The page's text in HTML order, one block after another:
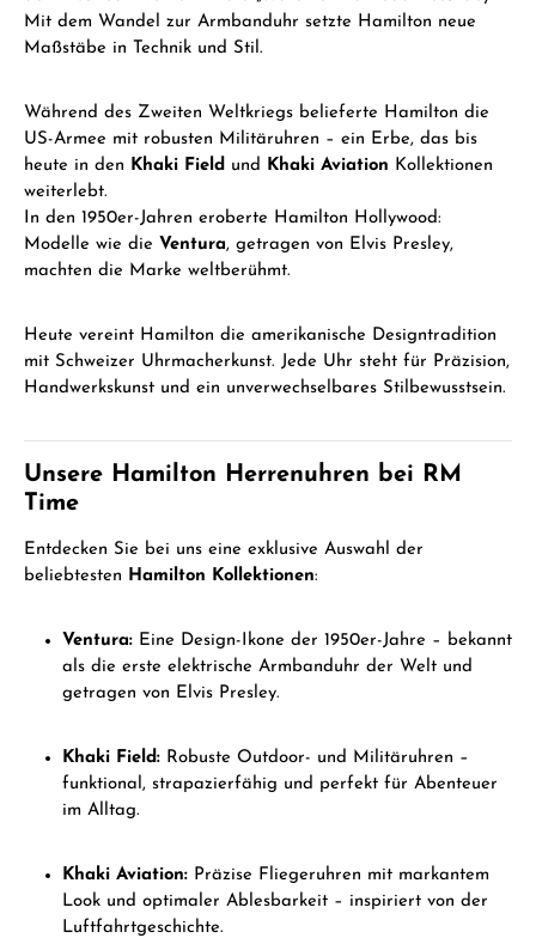
Mit dem Wandel zur Armbanduhr setzte Hamilton neue
Maßstäbe in Technik und Stil.
Während des Zweiten Weltkriegs belieferte Hamilton die
US-Armee mit robusten Militäruhren – ein Erbe, das bis
heute in den Khaki Field und Khaki Aviation Kollektionen
weiterlebt.
In den 1950er-Jahren eroberte Hamilton Hollywood:
Modelle wie die Ventura, getragen von Elvis Presley,
machten die Marke weltberühmt.
Heute vereint Hamilton die amerikanische Designtradition
mit Schweizer Uhrmacherkunst. Jede Uhr steht für Präzision,
Handwerkskunst und ein unverwechselbares Stilbewusstsein.
Unsere Hamilton Herrenuhren bei RM
Time
Entdecken Sie bei uns eine exklusive Auswahl der
beliebtesten Hamilton Kollektionen:
Ventura: Eine Design-Ikone der 1950er-Jahre – bekannt
als die erste elektrische Armbanduhr der Welt und
getragen von Elvis Presley.
Khaki Field: Robuste Outdoor- und Militäruhren –
funktional, strapazierfähig und perfekt für Abenteuer
im Alltag.
Khaki Aviation: Präzise Fliegeruhren mit markantem
Look und optimaler Ablesbarkeit – inspiriert von der
Luftfahrtgeschichte.